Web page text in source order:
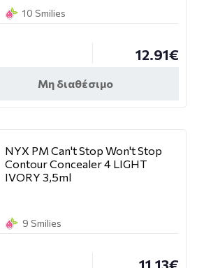
10 Smilies
12.91€
Μη διαθέσιμο
NYX PM Can't Stop Won't Stop
Contour Concealer 4 LIGHT
IVORY 3,5ml
9 Smilies
11.13€